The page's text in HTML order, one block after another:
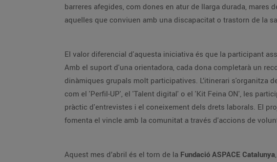
barreres afegides, com dones en atur de llarga durada,
aquelles que conviuen amb una discapacitat o trastorn de la
El valor diferencial d'aquesta iniciativa és que la participant
Amb el suport d'una orientadora, cada dona completarà un
dinàmiques grupals molt participatives. L’itinerari s'organitza
com el 'Perfil-UP', el 'Talent digital' o el 'Kit Feina ON', les
pràctic d'entrevistes i el coneixement dels drets laborals. El
fomenta el vincle amb la comunitat a través d'accions de
Aquest mes d’abril és el torn de la Fundació ASPACE Catalunya